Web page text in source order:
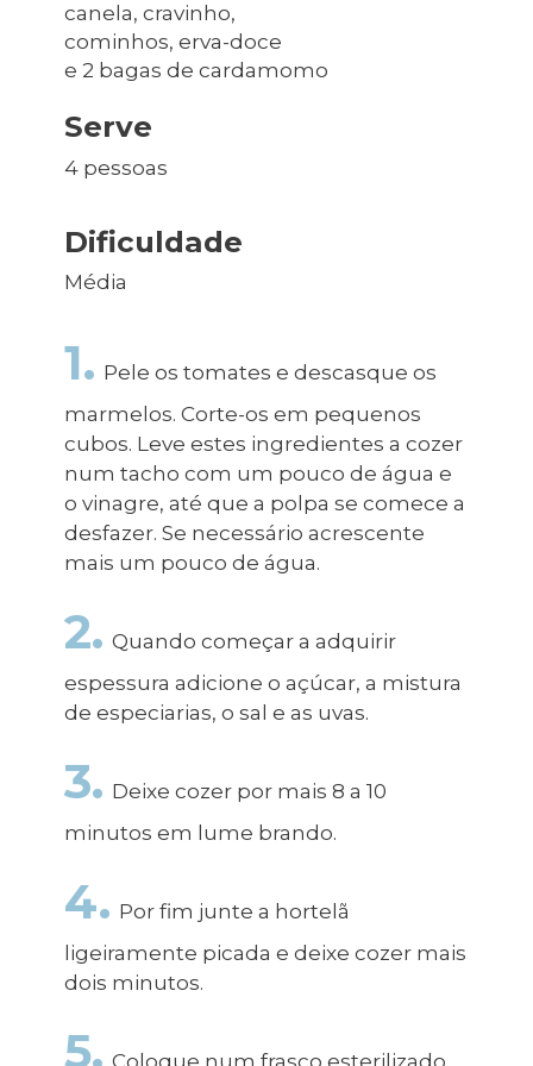
canela, cravinho,
cominhos, erva-doce
e 2 bagas de cardamomo
Serve
4 pessoas
Dificuldade
Média
1. Pele os tomates e descasque os
marmelos. Corte-os em pequenos
cubos. Leve estes ingredientes a cozer
num tacho com um pouco de água e
o vinagre, até que a polpa se comece a
desfazer. Se necessário acrescente
mais um pouco de água.
2. Quando começar a adquirir
espessura adicione o açúcar, a mistura
de especiarias, o sal e as uvas.
3. Deixe cozer por mais 8 a 10
minutos em lume brando.
4. Por fim junte a hortelã
ligeiramente picada e deixe cozer mais
dois minutos.
5.